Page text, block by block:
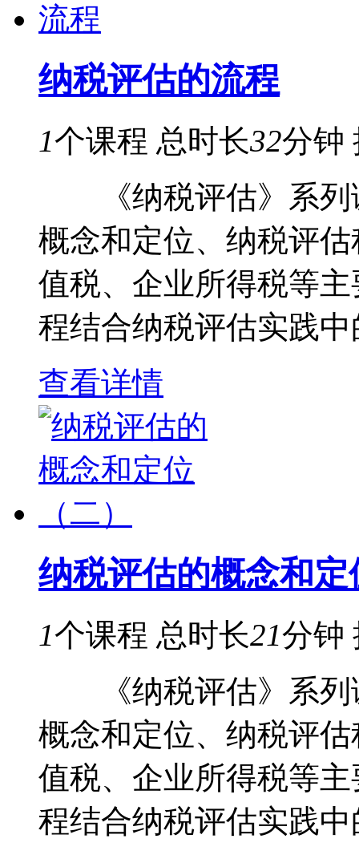
纳税评估的流程
1个课程 总时长32分钟
《纳税评估》系列
概念和定位、纳税评
值税、企业所得税等
程结合纳税评估实践
查看详情
纳税评估的概念和定
1个课程 总时长21分钟
《纳税评估》系列
概念和定位、纳税评
值税、企业所得税等
程结合纳税评估实践